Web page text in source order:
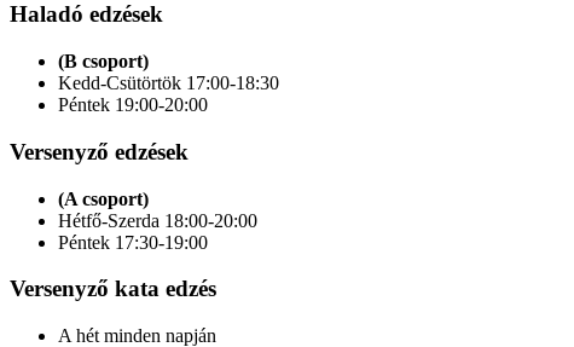
Haladó edzések
(B csoport)
Kedd-Csütörtök 17:00-18:30
Péntek 19:00-20:00
Versenyző edzések
(A csoport)
Hétfő-Szerda 18:00-20:00
Péntek 17:30-19:00
Versenyző kata edzés
A hét minden napján